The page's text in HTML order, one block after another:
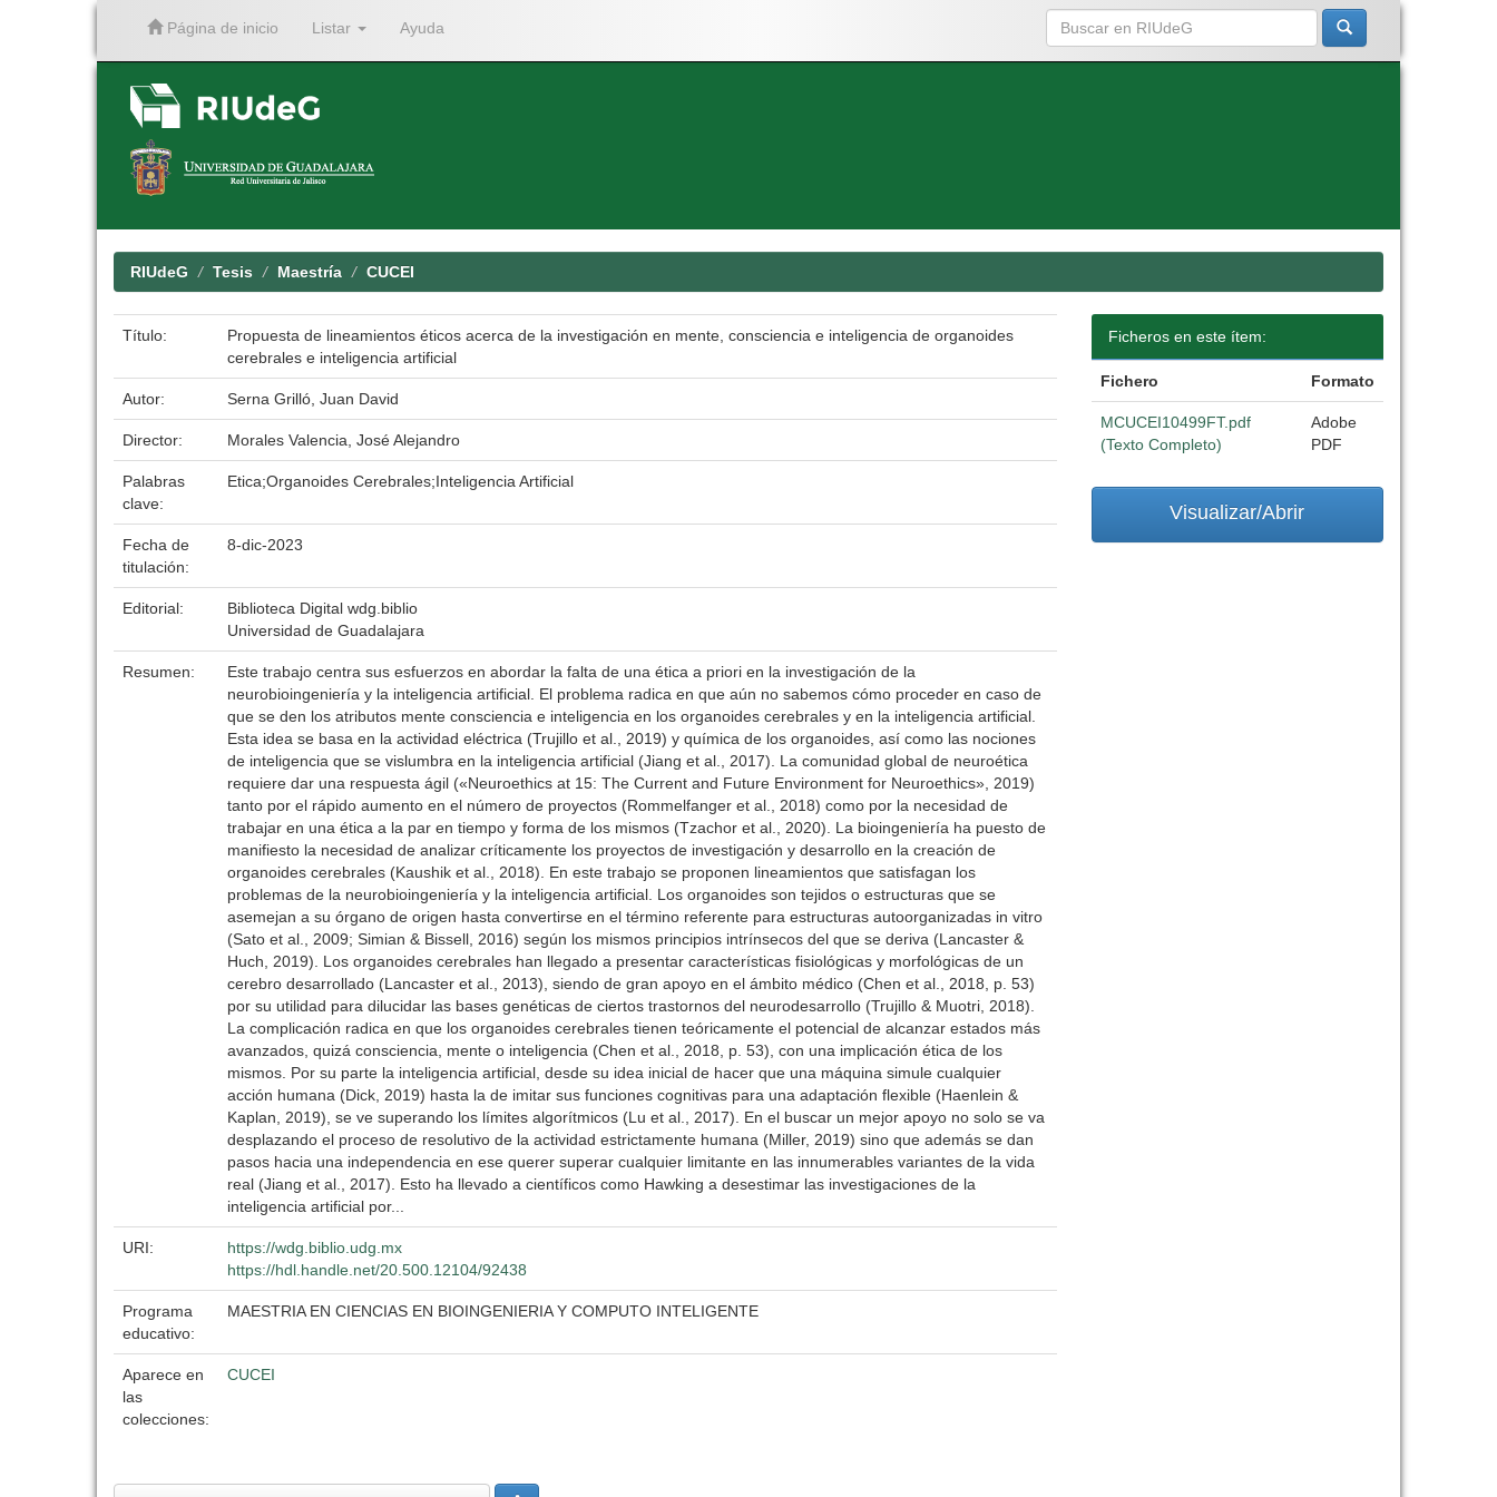
Página de inicio Listar Ayuda
RIUdeG Tesis Maestría CUCEI
Título:
Propuesta de lineamientos éticos acerca de la investigación en mente, consciencia e inteligencia de organoides
cerebrales e inteligencia artificial
Autor: Serna Grilló, Juan David
Director: Morales Valencia, José Alejandro
Palabras
clave:
Etica;Organoides Cerebrales;Inteligencia Artificial
Fecha de
titulación:
8-dic-2023
Editorial:
Biblioteca Digital wdg.biblio
Universidad de Guadalajara
Resumen:
Este trabajo centra sus esfuerzos en abordar la falta de una ética a priori en la investigación de la
neurobioingeniería y la inteligencia artificial. El problema radica en que aún no sabemos cómo proceder en caso de
que se den los atributos mente consciencia e inteligencia en los organoides cerebrales y en la inteligencia artificial.
Esta idea se basa en la actividad eléctrica (Trujillo et al., 2019) y química de los organoides, así como las nociones
de inteligencia que se vislumbra en la inteligencia artificial (Jiang et al., 2017). La comunidad global de neuroética
requiere dar una respuesta ágil («Neuroethics at 15: The Current and Future Environment for Neuroethics», 2019)
tanto por el rápido aumento en el número de proyectos (Rommelfanger et al., 2018) como por la necesidad de
trabajar en una ética a la par en tiempo y forma de los mismos (Tzachor et al., 2020). La bioingeniería ha puesto de
manifiesto la necesidad de analizar críticamente los proyectos de investigación y desarrollo en la creación de
organoides cerebrales (Kaushik et al., 2018). En este trabajo se proponen lineamientos que satisfagan los
problemas de la neurobioingeniería y la inteligencia artificial. Los organoides son tejidos o estructuras que se
asemejan a su órgano de origen hasta convertirse en el término referente para estructuras autoorganizadas in vitro
(Sato et al., 2009; Simian & Bissell, 2016) según los mismos principios intrínsecos del que se deriva (Lancaster &
Huch, 2019). Los organoides cerebrales han llegado a presentar características fisiológicas y morfológicas de un
cerebro desarrollado (Lancaster et al., 2013), siendo de gran apoyo en el ámbito médico (Chen et al., 2018, p. 53)
por su utilidad para dilucidar las bases genéticas de ciertos trastornos del neurodesarrollo (Trujillo & Muotri, 2018).
La complicación radica en que los organoides cerebrales tienen teóricamente el potencial de alcanzar estados más
avanzados, quizá consciencia, mente o inteligencia (Chen et al., 2018, p. 53), con una implicación ética de los
mismos. Por su parte la inteligencia artificial, desde su idea inicial de hacer que una máquina simule cualquier
acción humana (Dick, 2019) hasta la de imitar sus funciones cognitivas para una adaptación flexible (Haenlein &
Kaplan, 2019), se ve superando los límites algorítmicos (Lu et al., 2017). En el buscar un mejor apoyo no solo se va
desplazando el proceso de resolutivo de la actividad estrictamente humana (Miller, 2019) sino que además se dan
pasos hacia una independencia en ese querer superar cualquier limitante en las innumerables variantes de la vida
real (Jiang et al., 2017). Esto ha llevado a científicos como Hawking a desestimar las investigaciones de la
inteligencia artificial por...
URI:
https://wdg.biblio.udg.mx
https://hdl.handle.net/20.500.12104/92438
Programa
educativo:
MAESTRIA EN CIENCIAS EN BIOINGENIERIA Y COMPUTO INTELIGENTE
Aparece en
las
colecciones:
CUCEI
Ficheros en este ítem:
Fichero Formato
MCUCEI10499FT.pdf
(Texto Completo)
Adobe
PDF
Visualizar/Abrir